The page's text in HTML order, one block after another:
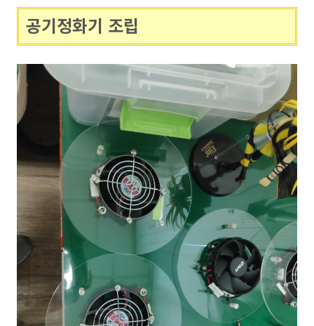
공기정화기 조립